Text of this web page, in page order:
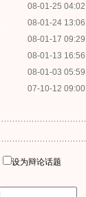
08-01-25 04:02
08-01-24 13:06
08-01-17 09:29
08-01-13 16:56
08-01-03 05:59
07-10-12 09:00
设为辩论话题